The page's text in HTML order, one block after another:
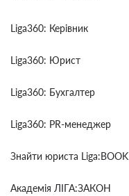
Liga360: Керівник
Liga360: Юрист
Liga360: Бухгалтер
Liga360: PR-менеджер
Знайти юриста Liga:BOOK
Академія ЛІГА:ЗАКОН